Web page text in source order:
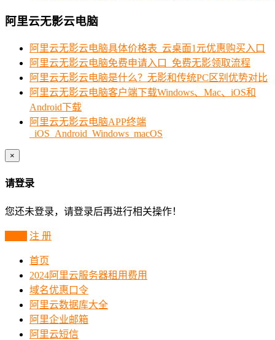
阿里云无影云电脑
阿里云无影云电脑具体价格表_云桌面1元优惠购买入口
阿里云无影云电脑免费申请入口_免费无影领取流程
阿里云无影云电脑是什么？无影和传统PC区别优势对比
阿里云无影云电脑客户端下载Windows、Mac、iOS和
Android下载
阿里云无影云电脑APP终端
_iOS_Android_Windows_macOS
×
请登录
您还未登录，请登录后再进行相关操作！
注 册
首页
2024阿里云服务器租用费用
域名优惠口令
阿里云数据库大全
阿里企业邮箱
阿里云短信